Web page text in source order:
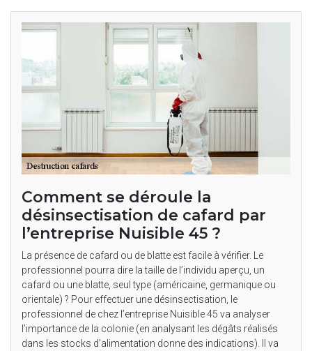
Comment se déroule la
désinsectisation de cafard par
l’entreprise Nuisible 45 ?
La présence de cafard ou de blatte est facile à vérifier. Le
professionnel pourra dire la taille de l’individu aperçu, un
cafard ou une blatte, seul type (américaine, germanique ou
orientale) ? Pour effectuer une désinsectisation, le
professionnel de chez l’entreprise Nuisible 45 va analyser
l’importance de la colonie (en analysant les dégâts réalisés
dans les stocks d’alimentation donne des indications). Il va